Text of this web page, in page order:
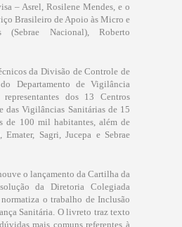
– Asrel, Rosilene Mendes, e o
Brasileiro de Apoio às Micro e
(Sebrae Nacional), Roberto
da Divisão de Controle de
Departamento de Vigilância
dos 13 Centros
das Vigilâncias Sanitárias de 15
de 100 mil habitantes, além de
Emater, Sagri, Jucepa e Sebrae
o lançamento da Cartilha da
da Diretoria Colegiada
o trabalho de Inclusão
Sanitária. O livreto traz texto
mais comuns referentes à